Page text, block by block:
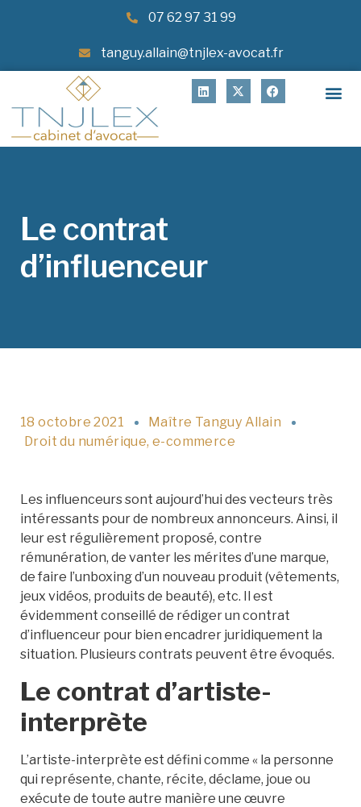
07 62 97 31 99
tanguy.allain@tnjlex-avocat.fr
Le contrat
d’influenceur
18 octobre 2021
Maître Tanguy Allain
Droit du numérique,e-commerce
Les influenceurs sont aujourd’hui des vecteurs très
intéressants pour de nombreux annonceurs. Ainsi, il
leur est régulièrement proposé, contre
rémunération, de vanter les mérites d’une marque,
de faire l’unboxing d’un nouveau produit (vêtements,
jeux vidéos, produits de beauté), etc. Il est
évidemment conseillé de rédiger un contrat
d’influenceur pour bien encadrer juridiquement la
situation. Plusieurs contrats peuvent être évoqués.
Le contrat d’artiste-
interprète
L’artiste-interprète est défini comme « la personne
qui représente, chante, récite, déclame, joue ou
exécute de toute autre manière une œuvre